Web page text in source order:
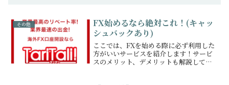
その他
FX始めるなら絶対これ！(キャッ
シュバックあり)
ここでは、FXを始める際に必ず利用した
方がいいサービスを紹介します！サービ
スのメリット、デメリットも解説してい